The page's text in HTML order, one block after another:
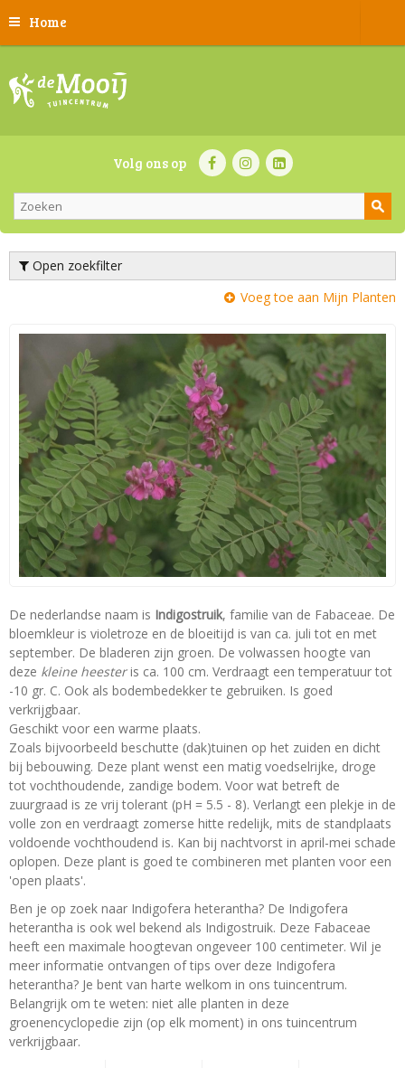
Home
Volg ons op
Open zoekfilter
Voeg toe aan Mijn Planten
De nederlandse naam is Indigostruik, familie van de Fabaceae. De
bloemkleur is violetroze en de bloeitijd is van ca. juli tot en met
september. De bladeren zijn groen. De volwassen hoogte van
deze kleine heesteris ca. 100 cm. Verdraagt een temperatuur tot
-10 gr. C. Ook als bodembedekker te gebruiken. Is goed
verkrijgbaar.
Geschikt voor een warme plaats.
Zoals bijvoorbeeld beschutte (dak)tuinen op het zuiden en dicht
bij bebouwing. Deze plant wenst een matig voedselrijke, droge
tot vochthoudende, zandige bodem. Voor wat betreft de
zuurgraad is ze vrij tolerant (pH = 5.5 - 8). Verlangt een plekje in de
volle zon en verdraagt zomerse hitte redelijk, mits de standplaats
voldoende vochthoudend is. Kan bij nachtvorst in april-mei schade
oplopen. Deze plant is goed te combineren met planten voor een
'open plaats'.
Ben je op zoek naar Indigofera heterantha? De Indigofera
heterantha is ook wel bekend als Indigostruik. Deze Fabaceae
heeft een maximale hoogtevan ongeveer 100 centimeter. Wil je
meer informatie ontvangen of tips over deze Indigofera
heterantha? Je bent van harte welkom in ons tuincentrum.
Belangrijk om te weten: niet alle planten in deze
groenencyclopedie zijn (op elk moment) in ons tuincentrum
verkrijgbaar.